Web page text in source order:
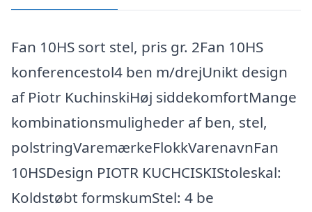
Fan 10HS sort stel, pris gr. 2Fan 10HS
konferencestol4 ben m/drejUnikt design
af Piotr KuchinskiHøj siddekomfortMange
kombinationsmuligheder af ben, stel,
polstringVaremærkeFlokkVarenavnFan
10HSDesign PIOTR KUCHCISKIStoleskal:
Koldstøbt formskumStel: 4 be